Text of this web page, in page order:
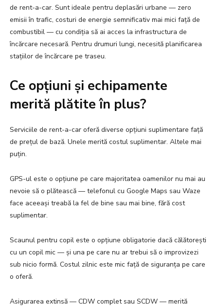
de rent-a-car. Sunt ideale pentru deplasări urbane — zero
emisii în trafic, costuri de energie semnificativ mai mici față de
combustibil — cu condiția să ai acces la infrastructura de
încărcare necesară. Pentru drumuri lungi, necesită planificarea
stațiilor de încărcare pe traseu.
Ce opțiuni și echipamente
merită plătite în plus?
Serviciile de rent-a-car oferă diverse opțiuni suplimentare față
de prețul de bază. Unele merită costul suplimentar. Altele mai
puțin.
GPS-ul este o opțiune pe care majoritatea oamenilor nu mai au
nevoie să o plătească — telefonul cu Google Maps sau Waze
face aceeași treabă la fel de bine sau mai bine, fără cost
suplimentar.
Scaunul pentru copil este o opțiune obligatorie dacă călătorești
cu un copil mic — și una pe care nu ar trebui să o improvizezi
sub nicio formă. Costul zilnic este mic față de siguranța pe care
o oferă.
Asigurarea extinsă — CDW complet sau SCDW — merită